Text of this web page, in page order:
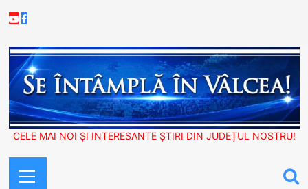
to
Youtube
Facebook
CELE MAI NOI ȘI INTERESANTE ȘTIRI DIN JUDEȚUL NOSTRU!
Menu